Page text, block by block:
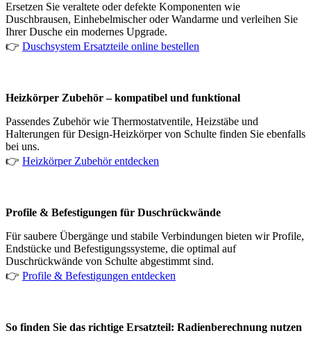
Ersetzen Sie veraltete oder defekte Komponenten wie
Duschbrausen, Einhebelmischer oder Wandarme und verleihen Sie
Ihrer Dusche ein modernes Upgrade.
👉 Duschsystem Ersatzteile online bestellen
Heizkörper Zubehör – kompatibel und funktional
Passendes Zubehör wie Thermostatventile, Heizstäbe und
Halterungen für Design-Heizkörper von Schulte finden Sie ebenfalls
bei uns.
👉 Heizkörper Zubehör entdecken
Profile & Befestigungen für Duschrückwände
Für saubere Übergänge und stabile Verbindungen bieten wir Profile,
Endstücke und Befestigungssysteme, die optimal auf
Duschrückwände von Schulte abgestimmt sind.
👉 Profile & Befestigungen entdecken
So finden Sie das richtige Ersatzteil: Radienberechnung nutzen